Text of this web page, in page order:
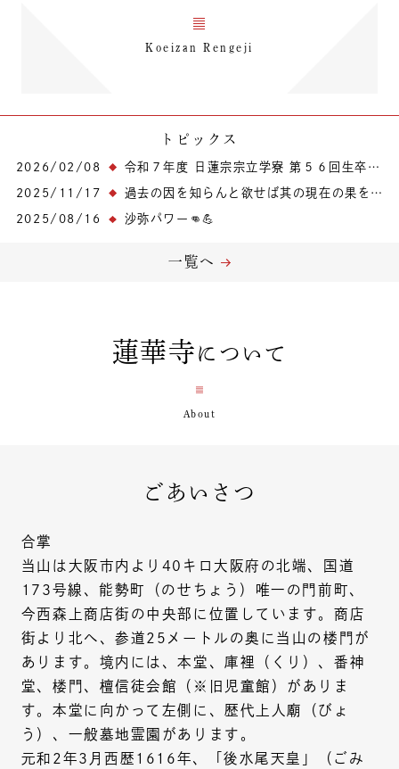
Koeizan Rengeji
トピックス
2026/02/08 令和７年度 日蓮宗宗立学寮 第５６回生卒寮式🙏
2025/11/17 過去の因を知らんと欲せば其の現在の果を見よ。未来の果を知らんと欲せば其の現在の因を見よ。
2025/08/16 沙弥パワー👊💪
一覧へ
蓮華寺 について
ごあいさつ
合掌
当山は大阪市内より40キロ大阪府の北端、国道
173号線、能勢町（のせちょう）唯一の門前町、
今西森上商店街の中央部に位置しています。商店
街より北へ、参道25メートルの奥に当山の楼門が
あります。境内には、本堂、庫裡（くり）、番神
堂、楼門、檀信徒会館（※旧児童館）がありま
す。本堂に向かって左側に、歴代上人廟（びょ
う）、一般墓地霊園があります。
元和2年3月西歴1616年、「後水尾天皇」（ごみ